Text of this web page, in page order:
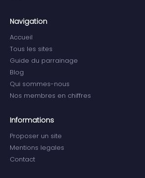
Navigation
Accueil
Tous les sites
Guide du parrainage
Blog
Qui sommes-nous
Nos membres en chiffres
Informations
Proposer un site
Mentions legales
Contact